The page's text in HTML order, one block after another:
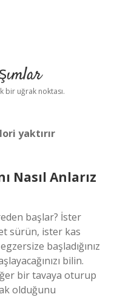
bir uğrak noktası.
yaktırır
Nasıl Anlarız
başlar? İster
sürün, ister kas
başladığınız
bilin.
bir tavaya oturup
olduğunu